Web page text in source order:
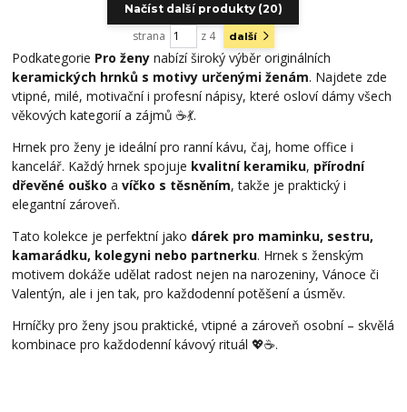
Načíst další produkty (20)
strana z 4 další
Podkategorie Pro ženy nabízí široký výběr originálních
keramických hrnků s motivy určenými ženám. Najdete zde
vtipné, milé, motivační i profesní nápisy, které osloví dámy všech
věkových kategorií a zájmů ☕💃.
Hrnek pro ženy je ideální pro ranní kávu, čaj, home office i
kancelář. Každý hrnek spojuje kvalitní keramiku, přírodní
dřevěné ouško avíčko s těsněním, takže je praktický i
elegantní zároveň.
Tato kolekce je perfektní jako dárek pro maminku, sestru,
kamarádku, kolegyni nebo partnerku. Hrnek s ženským
motivem dokáže udělat radost nejen na narozeniny, Vánoce či
Valentýn, ale i jen tak, pro každodenní potěšení a úsměv.
Hrníčky pro ženy jsou praktické, vtipné a zároveň osobní – skvělá
kombinace pro každodenní kávový rituál 💖☕.